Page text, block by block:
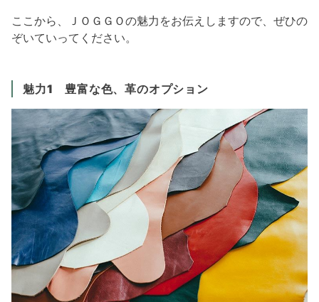
ここから、ＪＯＧＧＯの魅力をお伝えしますので、ぜひの
ぞいていってください。
魅力1 豊富な色、革のオプション